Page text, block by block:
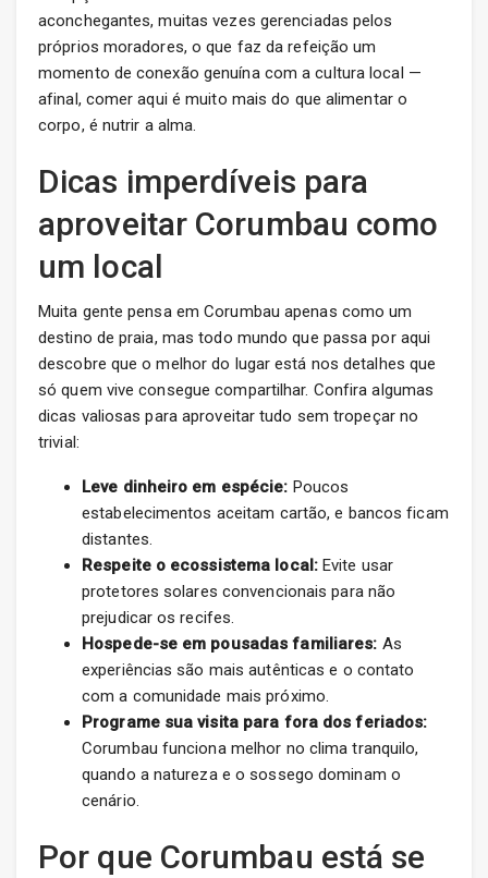
aconchegantes, muitas vezes gerenciadas pelos
próprios moradores, o que faz da refeição um
momento de conexão genuína com a cultura local —
afinal, comer aqui é muito mais do que alimentar o
corpo, é nutrir a alma.
Dicas imperdíveis para
aproveitar Corumbau como
um local
Muita gente pensa em Corumbau apenas como um
destino de praia, mas todo mundo que passa por aqui
descobre que o melhor do lugar está nos detalhes que
só quem vive consegue compartilhar. Confira algumas
dicas valiosas para aproveitar tudo sem tropeçar no
trivial:
Leve dinheiro em espécie: Poucos
estabelecimentos aceitam cartão, e bancos ficam
distantes.
Respeite o ecossistema local:Evite usar
protetores solares convencionais para não
prejudicar os recifes.
Hospede-se em pousadas familiares: As
experiências são mais autênticas e o contato
com a comunidade mais próximo.
Programe sua visita para fora dos feriados:
Corumbau funciona melhor no clima tranquilo,
quando a natureza e o sossego dominam o
cenário.
Por que Corumbau está se